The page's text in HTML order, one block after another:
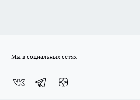
Мы в социальных сетях